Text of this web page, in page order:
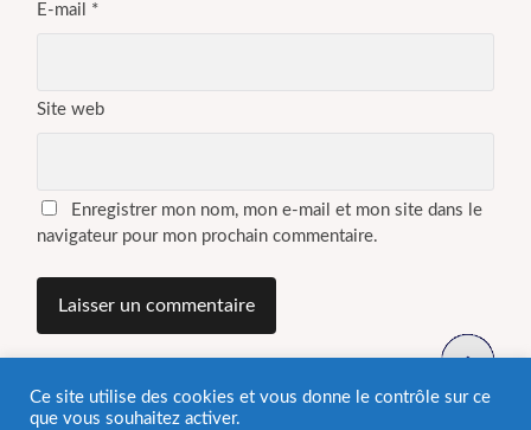
E-mail *
Site web
Enregistrer mon nom, mon e-mail et mon site dans le
navigateur pour mon prochain commentaire.
Ce site utilise des cookies et vous donne le contrôle sur ce
que vous souhaitez activer.